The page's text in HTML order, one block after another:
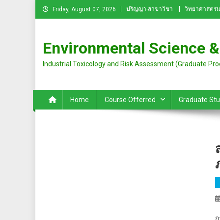
Skip
to
Friday, August 07, 2026 ปริญญา-สาขาวิชา วิทยาศาสตร
Environmental Science &
Industrial Toxicology and Risk Assessment (Graduate
Home Course Offerred Graduate